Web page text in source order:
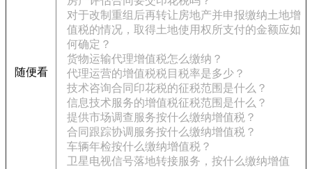
随便看
对于改制重组后再转让房地产并申报缴纳土地增
值税的情况，取得土地使用权所支付的金额应如
何确定？
货物运输代理增值税怎么缴纳？
代理运营的增值税税目税率是多少？
技术咨询合同印花税的征税范围是什么？
信息技术服务的增值税征税范围是什么？
提供市场调查服务按什么缴纳增值税？
合同跟踪协调服务按什么缴纳增值税？
车辆年检按什么缴纳增值税？
卫星电视信号落地转接服务，按什么缴纳增值